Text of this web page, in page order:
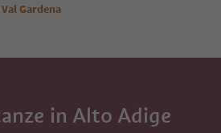
Gardena
in Alto Adige